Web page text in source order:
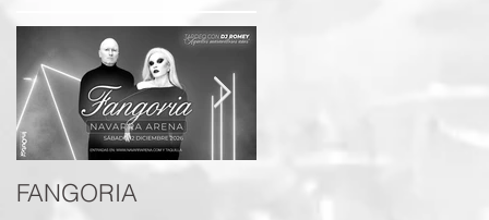
FANGORIA